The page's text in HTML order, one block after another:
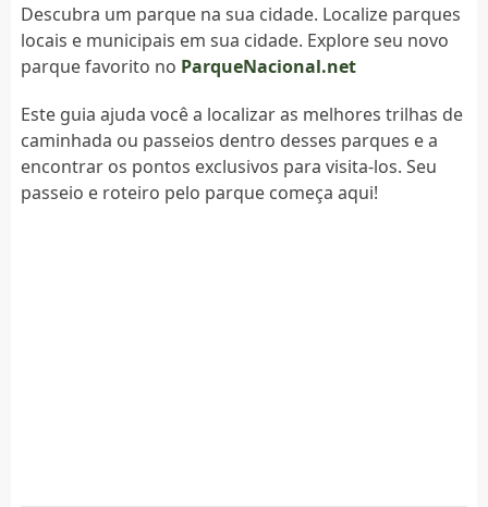
Descubra um parque na sua cidade. Localize parques
locais e municipais em sua cidade. Explore seu novo
parque favorito no ParqueNacional.net
Este guia ajuda você a localizar as melhores trilhas de
caminhada ou passeios dentro desses parques e a
encontrar os pontos exclusivos para visita-los. Seu
passeio e roteiro pelo parque começa aqui!